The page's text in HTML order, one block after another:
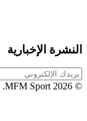
النشرة الإخبارية
©
2026
MFM Sport.